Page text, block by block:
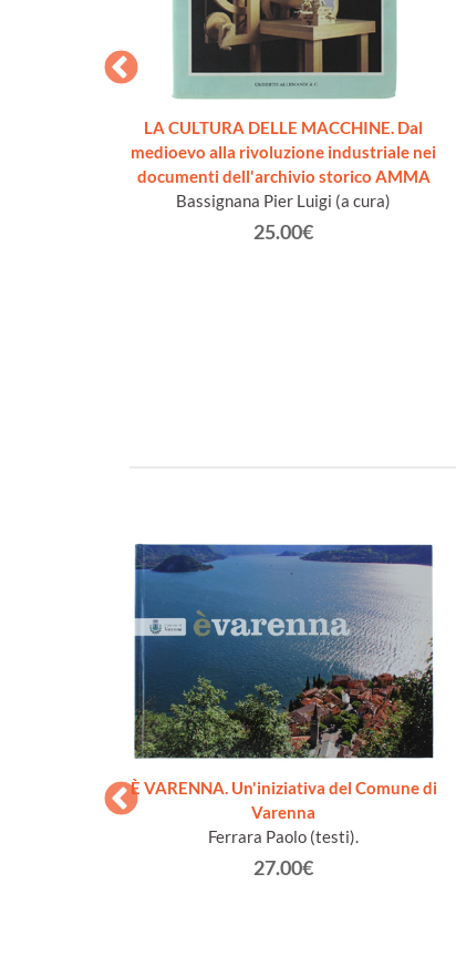
LA CULTURA DELLE MACCHINE. Dal
medioevo alla rivoluzione industriale nei
documenti dell'archivio storico AMMA
Bassignana Pier Luigi (a cura)
25.00€
È VARENNA. Un'iniziativa del Comune di
Varenna
Ferrara Paolo (testi).
27.00€